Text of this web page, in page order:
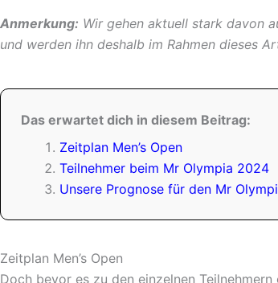
Anmerkung: Wir gehen aktuell stark davon
und werden ihn deshalb im Rahmen dieses
Das erwartet dich in diesem Beitrag:
Zeitplan Men’s Open
Teilnehmer beim Mr Olympia 2024
Unsere Prognose für den Mr
Zeitplan Men’s Open
Doch bevor es zu den einzelnen